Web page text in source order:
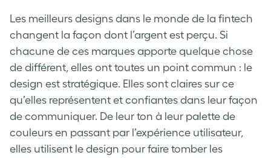
Les meilleurs designs dans le monde de la fintech
changent la façon dont l’argent est perçu. Si
chacune de ces marques apporte quelque chose
de différent, elles ont toutes un point commun : le
design est stratégique. Elles sont claires sur ce
qu’elles représentent et confiantes dans leur façon
de communiquer. De leur ton à leur palette de
couleurs en passant par l’expérience utilisateur,
elles utilisent le design pour faire tomber les